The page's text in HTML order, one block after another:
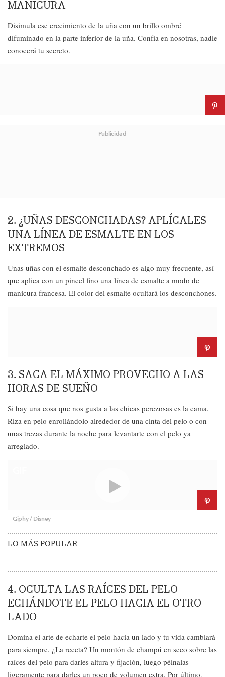
MANICURA
Disimula ese crecimiento de la uña con un brillo ombré
difuminado en la parte inferior de la uña. Confía en nosotras, nadie
conocerá tu secreto.
Publicidad
2. ¿UÑAS DESCONCHADAS? APLÍCALES
UNA LÍNEA DE ESMALTE EN LOS
EXTREMOS
Unas uñas con el esmalte desconchado es algo muy frecuente, así
que aplica con un pincel fino una línea de esmalte a modo de
manicura francesa. El color del esmalte ocultará los desconchones.
3. SACA EL MÁXIMO PROVECHO A LAS
HORAS DE SUEÑO
Si hay una cosa que nos gusta a las chicas perezosas es la cama.
Riza en pelo enrollándolo alrededor de una cinta del pelo o con
unas trezas durante la noche para levantarte con el pelo ya
arreglado.
Giphy / Disney
LO MÁS POPULAR
4. OCULTA LAS RAÍCES DEL PELO
ECHÁNDOTE EL PELO HACIA EL OTRO
LADO
Domina el arte de echarte el pelo hacia un lado y tu vida cambiará
para siempre. ¿La receta? Un montón de champú en seco sobre las
raíces del pelo para darles altura y fijación, luego péinalas
ligeramente para darles un poco de volumen extra. Por último,